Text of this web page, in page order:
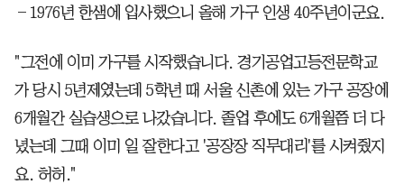
―1976년 한샘에 입사했으니 올해 가구 인생 40주년이군요.
"그전에 이미 가구를 시작했습니다. 경기공업고등전문학교
가 당시 5년제였는데 5학년 때 서울 신촌에 있는 가구 공장에
6개월간 실습생으로 나갔습니다. 졸업 후에도 6개월쯤 더 다
녔는데 그때 이미 일 잘한다고 '공장장 직무대리'를 시켜줬지
요. 허허."